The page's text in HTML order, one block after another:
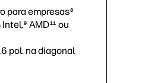
para empresas8
Intel,9 AMD11 ou
pol. na diagonal